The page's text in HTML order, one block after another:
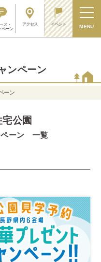
ス・
ペーン
アクセス イベント MENU
ンペーン
ーン
公園
ペーン 一覧